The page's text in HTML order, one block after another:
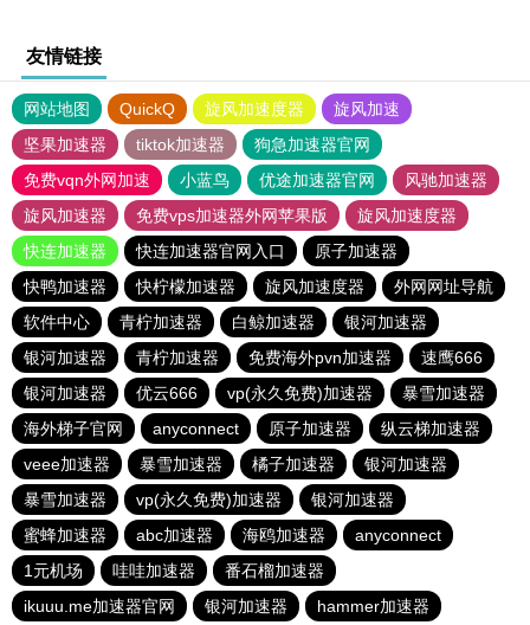
友情链接
网站地图 QuickQ 旋风加速度器
旋风加速
坚果加速器
tiktok加速器
狗急加速器官网
免费vqn外网加速
小蓝鸟 优途加速器官网
风驰加速器
旋风加速器
免费vps加速器外网苹果版
旋风加速度器
快连加速器
快连加速器官网入口
原子加速器
快鸭加速器
快柠檬加速器 旋风加速度器
外网网址导航
软件中心
青柠加速器 白鲸加速器
银河加速器
银河加速器
青柠加速器 免费海外pvn加速器
速鹰666
银河加速器
优云666 vp(永久免费)加速器
暴雪加速器
海外梯子官网
anyconnect 原子加速器
纵云梯加速器
veee加速器
暴雪加速器 橘子加速器
银河加速器
暴雪加速器
vp(永久免费)加速器
银河加速器
蜜蜂加速器
abc加速器 海鸥加速器
anyconnect
1元机场
哇哇加速器
番石榴加速器
ikuuu.me加速器官网
银河加速器 hammer加速器